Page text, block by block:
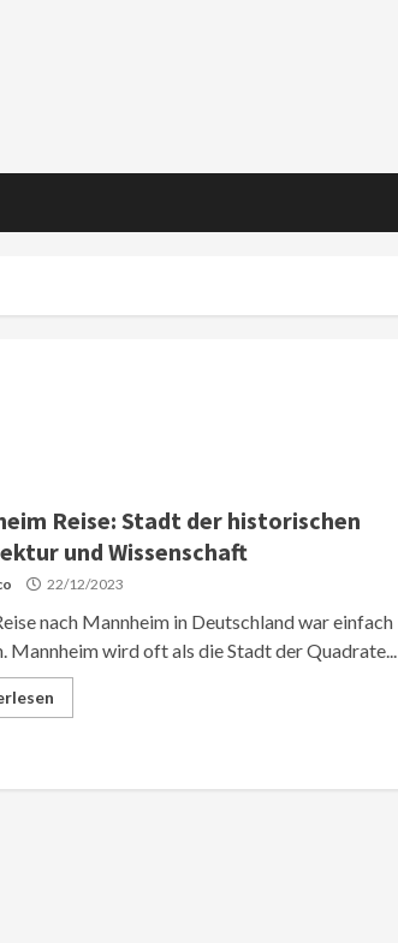
Reise: Stadt der historischen
und Wissenschaft
22/12/2023
nach Mannheim in Deutschland war einfach
Mannheim wird oft als die Stadt der Quadrate...